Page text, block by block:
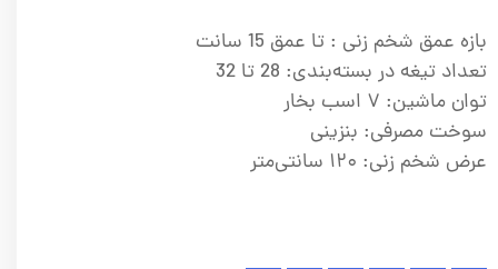
بازه عمق شخم زنی :‌ تا عمق 15 سانت
تعداد تیغه در بسته‌بندی: 28 تا 32
توان ماشین: ۷ اسب بخار
سوخت مصرفی:‌ بنزینی
عرض شخم زنی:‌ ۱۲۰ سانتی‌متر